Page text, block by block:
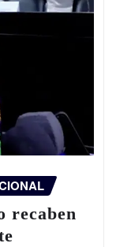
recaben